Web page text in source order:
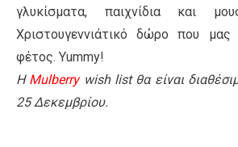
γλυκίσματα, παιχνίδια και
Χριστουγεννιάτικό δώρο που
φέτος. Υummy!
Η Μulberry wish list θα είναι
25 Δεκεμβρίου.